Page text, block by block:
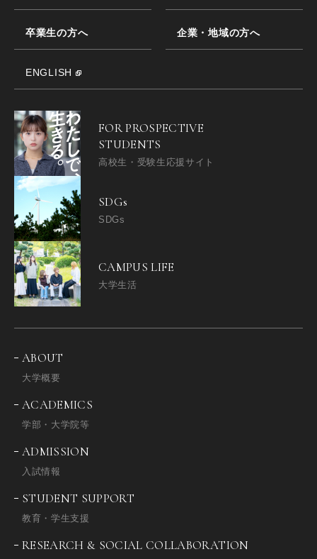
卒業生の方へ 企業・地域の方へ
ENGLISH
FOR PROSPECTIVE
STUDENTS
高校生・受験生応援サイト
SDGs
SDGs
CAMPUS LIFE
大学生活
ABOUT
大学概要
ACADEMICS
学部・大学院等
ADMISSION
入試情報
STUDENT SUPPORT
教育・学生支援
RESEARCH & SOCIAL COLLABORATION